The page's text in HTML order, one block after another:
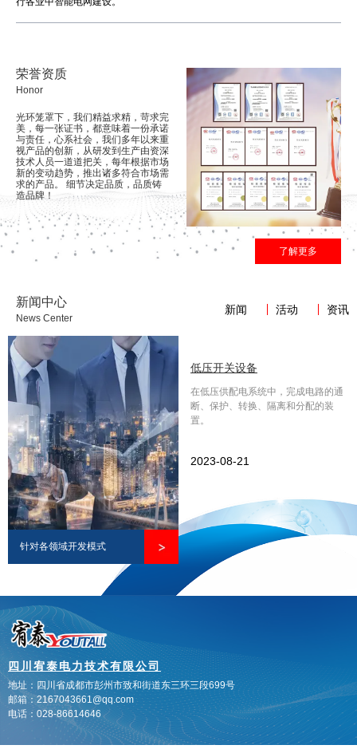
MNS
低压抽出式开关设备
YB□-12/0.4
户外预装式变电站（美式）
荣誉资质
Honor
光环笼罩下，我们精益求精，苛求完
美，每一张证书，都意味着一份承诺
与责任，心系社会，我们多年以来重
视产品的创新，从研发到生产由资深
技术人员一道道把关，每年根据市场
新的变动趋势，推出诸多符合市场需
求的产品。 细节决定品质，品质铸
造品牌！
了解更多
新闻中心
News Center
新闻 活动 资讯
针对各领域开发模式
或预
备、
一定
内、
器降
在一
尘、
闭、
城网
后崛
和风
配电
高压开关设备发展趋势
高压开关设备是指额定电压1kV及以
上，主要用于开断和关合导电回路的
电器，是高压开关与其相应的控制、
测量、保护、调节装置以及辅件、外
壳和支持等部件及其电气和机械的联
结组成的总称，是接通和断开回路、
切除和隔离故障的重要控制设备
2023-08-21
低压开关设备
在低压供配电系统中，完成电路的通
断、保护、转换、隔离和分配的装
置。
2023-08-21
解决方案
Solution
查看更多 >>>
荣誉证书
Certificate Of Honor
新闻中心
News Center
特点
箱式变电站，又叫
预装式变电所或预
装式变电站。是一
种高压开关设备、
四川宥泰电力技术有限公司
地址：四川省成都市彭州市致和街道东三环三段699号
邮箱：2167043661@qq.com
电话：028-86614646